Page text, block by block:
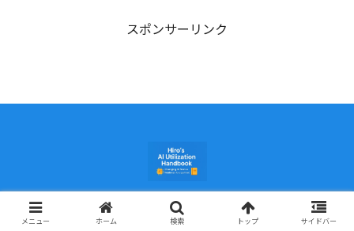
スポンサーリンク
© 2025 ヒロのAI活用手帖.
メニュー ホーム 検索 トップ サイドバー